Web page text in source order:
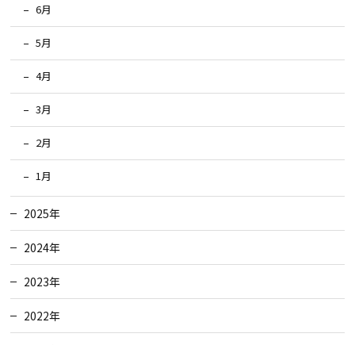
6月
5月
4月
3月
2月
1月
2025年
2024年
2023年
2022年